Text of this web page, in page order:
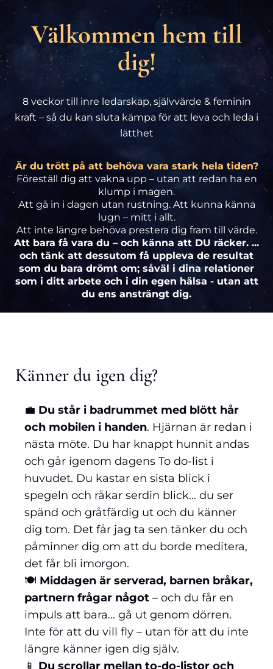
Välkommen hem till
dig!
8 veckor till inre ledarskap, självvärde & feminin
kraft – så du kan sluta kämpa för att leva och leda i
lätthet
Är du trött på att behöva vara stark hela tiden?
Föreställ dig att vakna upp – utan att redan ha en
klump i magen.
Att gå in i dagen utan rustning. Att kunna känna
lugn – mitt i allt.
Att inte längre behöva prestera dig fram till värde.
Att bara få vara du – och känna att DU räcker. ...
och tänk att dessutom få uppleva de resultat
som du bara drömt om; såväl i dina relationer
som i ditt arbete och i din egen hälsa - utan att
du ens ansträngt dig.
Känner du igen dig?
💼 Du står i badrummet med blött hår
och mobilen i handen. Hjärnan är redan i
nästa möte. Du har knappt hunnit andas
och går igenom dagens To do-list i
huvudet. Du kastar en sista blick i
spegeln och råkar serdin blick... du ser
spänd och gråtfärdig ut och du känner
dig tom. Det får jag ta sen tänker du och
påminner dig om att du borde meditera,
det får bli imorgon.
🍽️ Middagen är serverad, barnen bråkar,
partnern frågar något – och du får en
impuls att bara... gå ut genom dörren.
Inte för att du vill fly – utan för att du inte
längre känner igen dig själv.
📱 Du scrollar mellan to-do-listor och